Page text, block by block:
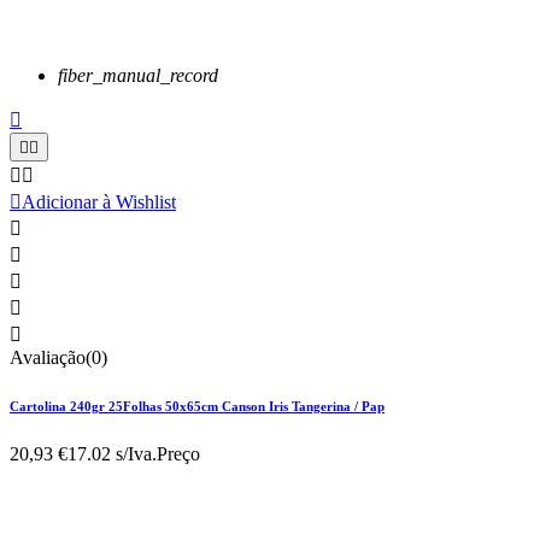
fiber_manual_record

 
 
Adicionar à Wishlist





Avaliação(0)
Cartolina 240gr 25Folhas 50x65cm Canson Iris Tangerina / Pap
20,93 €17.02 s/Iva.Preço